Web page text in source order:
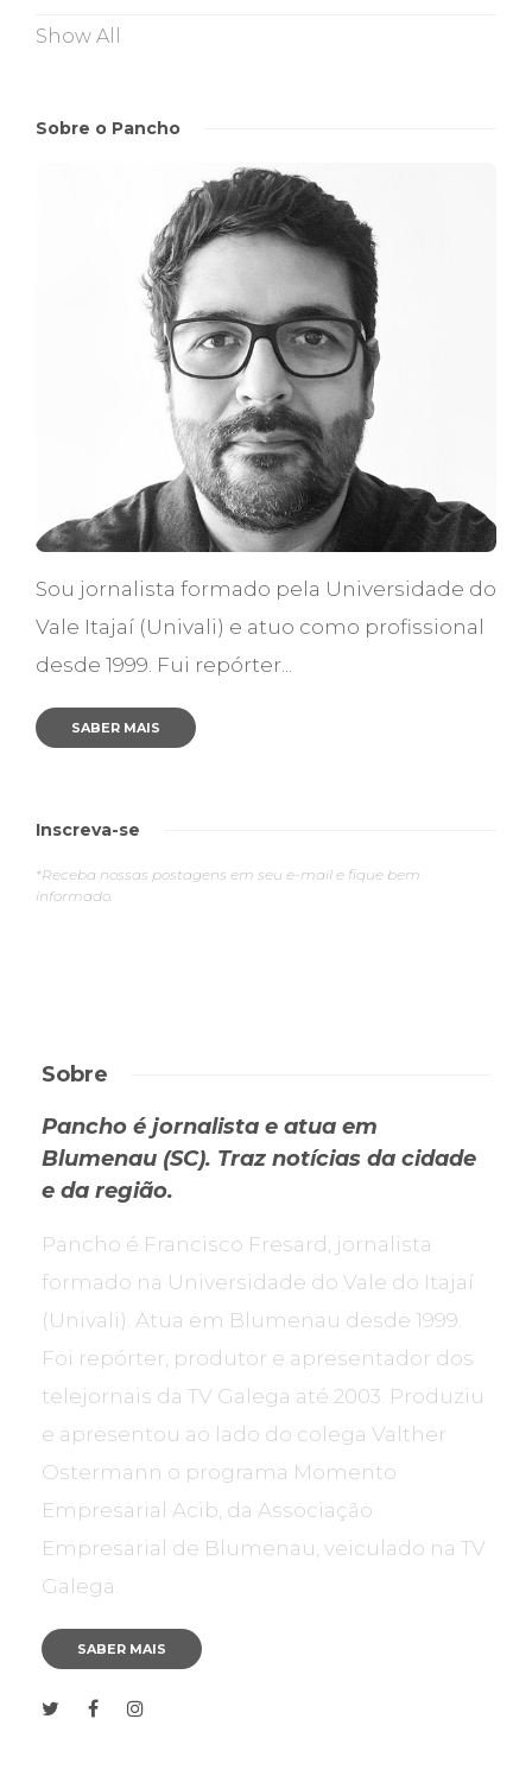
Show All
Sobre o Pancho
Sou jornalista formado pela Universidade do
Vale Itajaí (Univali) e atuo como profissional
desde 1999. Fui repórter...
SABER MAIS
Inscreva-se
*Receba nossas postagens em seu e-mail e fique bem
informado.
Sobre
Pancho é jornalista e atua em
Blumenau (SC). Traz notícias da cidade
e da região.
Pancho é Francisco Fresard, jornalista
formado na Universidade do Vale do Itajaí
(Univali). Atua em Blumenau desde 1999.
Foi repórter, produtor e apresentador dos
telejornais da TV Galega até 2003. Produziu
e apresentou ao lado do colega Valther
Ostermann o programa Momento
Empresarial Acib, da Associação
Empresarial de Blumenau, veiculado na TV
Galega.
SABER MAIS